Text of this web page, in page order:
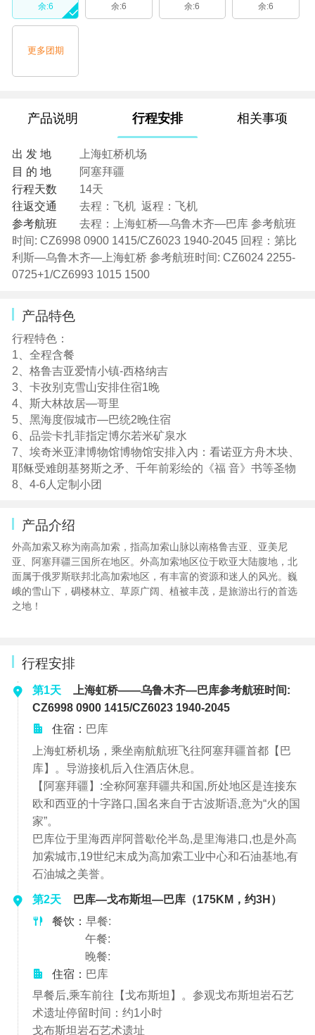
余:6
余:6
余:6
余:6
更多团期
产品说明 行程安排 相关事项
出 发 地
上海虹桥机场
目 的 地
阿塞拜疆
行程天数
14天
往返交通
去程：飞机 返程：飞机
参考航班
去程：上海虹桥—乌鲁木齐—巴库 参考航班
时间: CZ6998 0900 1415/CZ6023 1940-2045 回程：第比
利斯—乌鲁木齐—上海虹桥 参考航班时间: CZ6024 2255-
0725+1/CZ6993 1015 1500
产品特色
行程特色：
1、全程含餐
2、格鲁吉亚爱情小镇-西格纳吉
3、卡孜别克雪山安排住宿1晚
4、斯大林故居—哥里
5、黑海度假城市—巴统2晚住宿
6、品尝卡扎菲指定博尔若米矿泉水
7、埃奇米亚津博物馆博物馆安排入内：看诺亚方舟木块、
耶稣受难朗基努斯之矛、千年前彩绘的《福 音》书等圣物
8、4-6人定制小团
产品介绍
外高加索又称为南高加索，指高加索山脉以南格鲁吉亚、亚美尼
亚、阿塞拜疆三国所在地区。外高加索地区位于欧亚大陆腹地，北
面属于俄罗斯联邦北高加索地区，有丰富的资源和迷人的风光。巍
峨的雪山下，碉楼林立、草原广阔、植被丰茂，是旅游出行的首选
之地！
行程安排
第1天
上海虹桥——乌鲁木齐—巴库参考航班时间:
CZ6998 0900 1415/CZ6023 1940-2045
住宿： 巴库
上海虹桥机场，乘坐南航航班飞往阿塞拜疆首都【巴
库】。导游接机后入住酒店休息。
【阿塞拜疆】:全称阿塞拜疆共和国,所处地区是连接东
欧和西亚的十字路口,国名来自于古波斯语,意为“火的国
家”。
巴库位于里海西岸阿普歇伦半岛,是里海港口,也是外高
加索城市,19世纪末成为高加索工业中心和石油基地,有
石油城之美誉。
第2天
巴库—戈布斯坦—巴库（175KM，约3H）
餐饮： 早餐:
午餐:
晚餐:
住宿： 巴库
早餐后,乘车前往【戈布斯坦】。参观戈布斯坦岩石艺
术遗址停留时间：约1小时
戈布斯坦岩石艺术遗址